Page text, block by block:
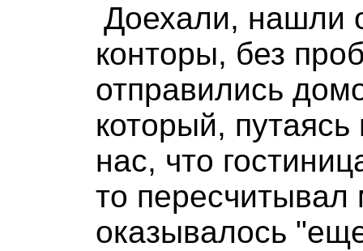
Доехали, нашли
конторы, без
отправились
который,
нас, что
то
оказывалось